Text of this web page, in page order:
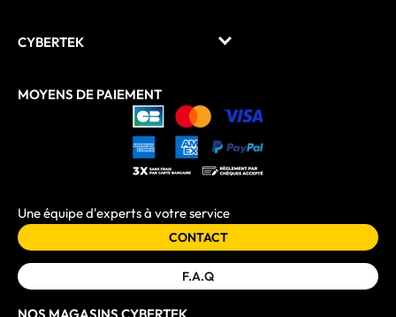
CYBERTEK
MOYENS DE PAIEMENT
Une équipe d'experts à votre service
CONTACT
F.A.Q